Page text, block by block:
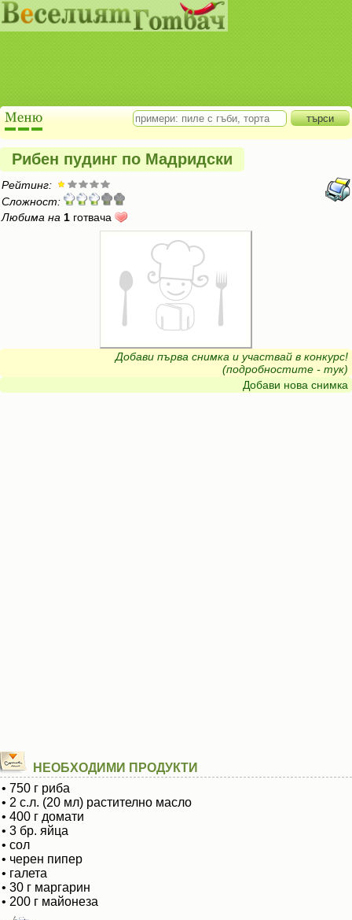
Рибен пудинг по Мадридски
Рейтинг:
Сложност:
Любима на 1 готвача
Добави първа снимка и участвай в конкурс!
(подробностите - тук)
Добави нова снимка
НЕОБХОДИМИ ПРОДУКТИ
• 750 г риба
• 2 с.л. (20 мл) растително масло
• 400 г домати
• 3 бр. яйца
• сол
• черен пипер
• галета
• 30 г маргарин
• 200 г майонеза